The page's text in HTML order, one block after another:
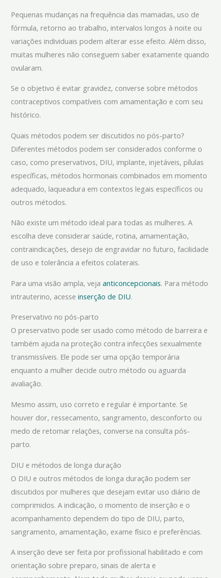
Pequenas mudanças na frequência das mamadas, uso de
fórmula, retorno ao trabalho, intervalos longos à noite ou
variações individuais podem alterar esse efeito. Além disso,
muitas mulheres não conseguem saber exatamente quando
ovularam.
Se o objetivo é evitar gravidez, converse sobre métodos
contraceptivos compatíveis com amamentação e com seu
histórico.
Quais métodos podem ser discutidos no pós-parto?
Diferentes métodos podem ser considerados conforme o
caso, como preservativos, DIU, implante, injetáveis, pílulas
específicas, métodos hormonais combinados em momento
adequado, laqueadura em contextos legais específicos ou
outros métodos.
Não existe um método ideal para todas as mulheres. A
escolha deve considerar saúde, rotina, amamentação,
contraindicações, desejo de engravidar no futuro, facilidade
de uso e tolerância a efeitos colaterais.
Para uma visão ampla, vejaanticoncepcionais. Para método
intrauterino, acesseinserção de DIU.
Preservativo no pós-parto
O preservativo pode ser usado como método de barreira e
também ajuda na proteção contra infecções sexualmente
transmissíveis. Ele pode ser uma opção temporária
enquanto a mulher decide outro método ou aguarda
avaliação.
Mesmo assim, uso correto e regular é importante. Se
houver dor, ressecamento, sangramento, desconforto ou
medo de retomar relações, converse na consulta pós-
parto.
DIU e métodos de longa duração
O DIU e outros métodos de longa duração podem ser
discutidos por mulheres que desejam evitar uso diário de
comprimidos. A indicação, o momento de inserção e o
acompanhamento dependem do tipo de DIU, parto,
sangramento, amamentação, exame físico e preferências.
A inserção deve ser feita por profissional habilitado e com
orientação sobre preparo, sinais de alerta e